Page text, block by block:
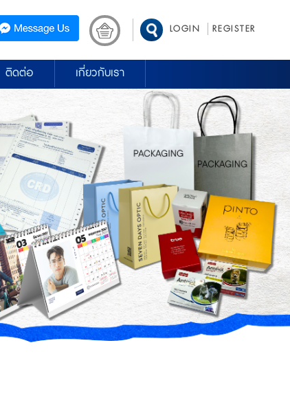
LOGIN REGISTER
ติดต่อ เกี่ยวกับเรา